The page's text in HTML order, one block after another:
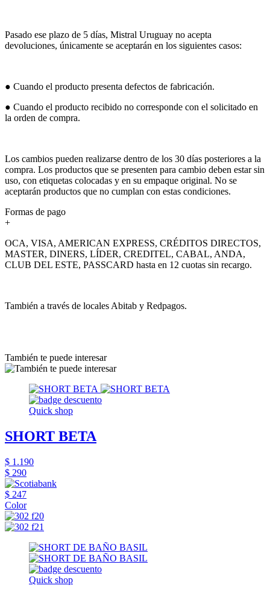
Pasado ese plazo de 5 días, Mistral Uruguay no acepta
devoluciones, únicamente se aceptarán en los siguientes casos:
● Cuando el producto presenta defectos de fabricación.
● Cuando el producto recibido no corresponde con el solicitado en
la orden de compra.
Los cambios pueden realizarse dentro de los 30 días posteriores a la
compra. Los productos que se presenten para cambio deben estar sin
uso, con etiquetas colocadas y en su empaque original. No se
aceptarán productos que no cumplan con estas condiciones.
Formas de pago
+
OCA, VISA, AMERICAN EXPRESS, CRÉDITOS DIRECTOS,
MASTER, DINERS, LÍDER, CREDITEL, CABAL, ANDA,
CLUB DEL ESTE, PASSCARD hasta en 12 cuotas sin recargo.
También a través de locales Abitab y Redpagos.
También te puede interesar
Quick shop
SHORT BETA
$ 1.190
$ 290
$ 247
Color
Quick shop